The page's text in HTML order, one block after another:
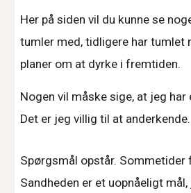
Her på siden vil du kunne se
tumler med, tidligere har tumlet
planer om at dyrke i fremtiden.
Nogen vil måske sige, at jeg har
Det er jeg villig til at anderkende.
Spørgsmål opstår. Sommetider
Sandheden er et uopnåeligt